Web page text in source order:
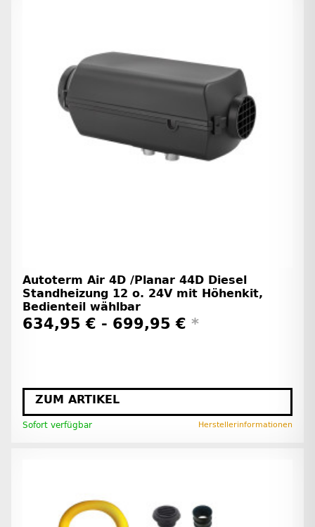
Autoterm Air 4D /Planar 44D Diesel
Standheizung 12 o. 24V mit Höhenkit,
Bedienteil wählbar
634,95 € - 699,95 € *
ZUM ARTIKEL
Sofort verfügbar Herstellerinformationen